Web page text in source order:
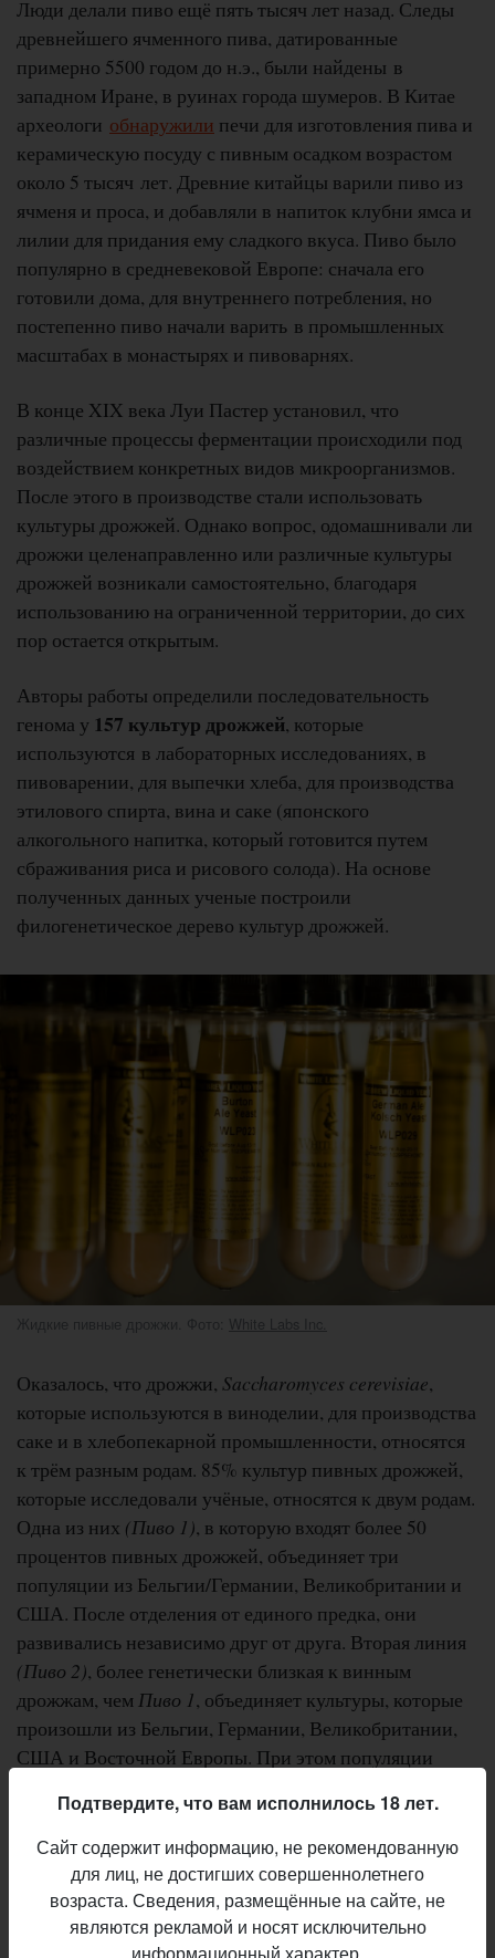
Люди делали пиво ещё пять тысяч лет назад. Следы
древнейшего ячменного пива, датированные
примерно 5500 годом до н.э., были найдены в
западном Иране, в руинах города шумеров. В Китае
археологи обнаружили печи для изготовления пива и
керамическую посуду с пивным осадком возрастом
около 5 тысяч лет. Древние китайцы варили пиво из
ячменя и проса, и добавляли в напиток клубни ямса и
лилии для придания ему сладкого вкуса. Пиво было
популярно в средневековой Европе: сначала его
готовили дома, для внутреннего потребления, но
постепенно пиво начали варить в промышленных
масштабах в монастырях и пивоварнях.
В конце XIX века Луи Пастер установил, что
различные процессы ферментации происходили под
воздействием конкретных видов микроорганизмов.
После этого в производстве стали использовать
культуры дрожжей. Однако вопрос, одомашнивали ли
дрожжи целенаправленно или различные культуры
дрожжей возникали самостоятельно, благодаря
использованию на ограниченной территории, до сих
пор остается открытым.
Авторы работы определили последовательность
генома у 157 культур дрожжей, которые
используются в лабораторных исследованиях, в
пивоварении, для выпечки хлеба, для производства
этилового спирта, вина и саке (японского
алкогольного напитка, который готовится путем
сбраживания риса и рисового солода). На основе
полученных данных ученые построили
филогенетическое дерево культур дрожжей.
Жидкие пивные дрожжи. Фото: White Labs Inc.
Оказалось, что дрожжи, Saccharomyces cerevisiae,
которые используются в виноделии, для производства
саке и в хлебопекарной промышленности, относятся
к трём разным родам. 85% культур пивных дрожжей,
которые исследовали учёные, относятся к двум родам.
Одна из них (Пиво 1), в которую входят более 50
процентов пивных дрожжей, объединяет три
популяции из Бельгии/Германии, Великобритании и
США. После отделения от единого предка, они
развивались независимо друг от друга. Вторая линия
(Пиво 2), более генетически близкая к винным
дрожжам, чем Пиво 1, объединяет культуры, которые
произошли из Бельгии, Германии, Великобритании,
США и Восточной Европы. При этом популяции
всего к дрожжевым культурам из Великобритании.
По всей видимости, предполагают авторы работы,
одомашненные дрожжи появились в Новом свете
вместе с европейскими колонистами. По мнению
Подтвердите, что вам исполнилось 18 лет.
Сайт содержит информацию, не рекомендованную
для лиц, не достигших совершеннолетнего
возраста. Сведения, размещённые на сайте, не
являются рекламой и носят исключительно
информационный характер.